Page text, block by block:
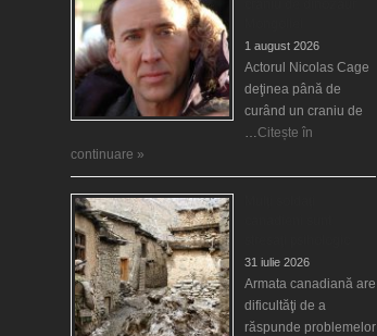
1 august 2026
Actorul Nicolas Cage
deţinea până de
curând un craniu de
…Citește în
continuare »
31 iulie 2026
Armata canadiană are
dificultăţi de a
răspunde problemelor